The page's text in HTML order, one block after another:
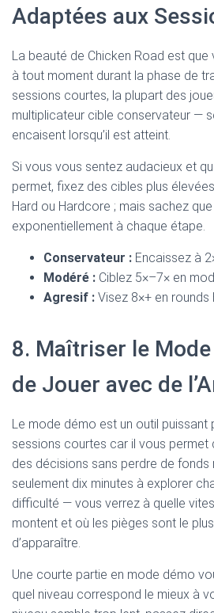
Adaptées aux
La beauté de Chicken Road est
à tout moment durant la phase de
sessions courtes, la plupart des
multiplicateur cible conservateur —
encaisent lorsqu’il est atteint.
Si vous vous sentez audacieux et
permet, fixez des cibles plus
Hard ou Hardcore ; mais sachez
exponentiellement à chaque étape.
Conservateur : Encaissez à
Modéré : Ciblez 5×–7× en
Agresif : Visez 8×+ en rounds
8. Maîtriser le
de Jouer avec de
Le mode démo est un outil puissant
sessions courtes car il vous permet
des décisions sans perdre de fonds
seulement dix minutes à explorer
difficulté — vous verrez à quelle
montent et où les pièges sont le
d’apparaître.
Une courte partie en mode démo
quel niveau correspond le mieux à